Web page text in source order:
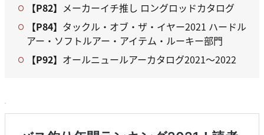
【P82】 メーカーイチ推し ロングロッドカタログ
【P84】 タックル・オブ・ザ・イヤー2021 ハードル
アー・ソフトルアー・アイテム・ルーキー部門
【P92】 オールニュールアーカタログ2021～2022